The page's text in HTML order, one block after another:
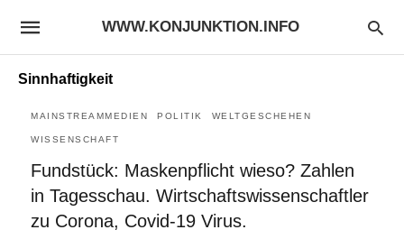
WWW.KONJUNKTION.INFO
Sinnhaftigkeit
MAINSTREAMMEDIEN POLITIK WELTGESCHEHEN
WISSENSCHAFT
Fundstück: Maskenpflicht wieso? Zahlen
in Tagesschau. Wirtschaftswissenschaftler
zu Corona, Covid-19 Virus.